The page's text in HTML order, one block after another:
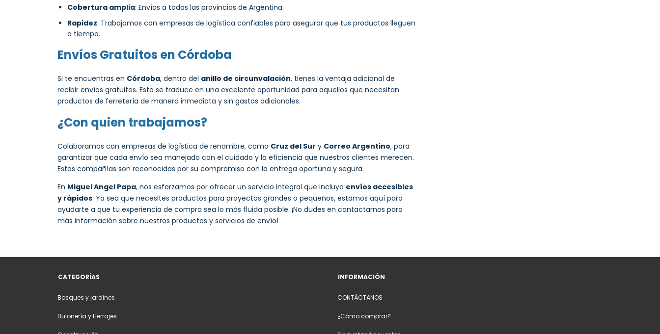
Cobertura amplia: Envíos a todas las provincias de Argentina.
Rapidez: Trabajamos con empresas de logística confiables para asegurar que tus productos lleguen
a tiempo.
Envíos Gratuitos en Córdoba
Si te encuentras en Córdoba, dentro del anillo de circunvalación, tienes la ventaja adicional de
recibir envíos gratuitos. Esto se traduce en una excelente oportunidad para aquellos que necesitan
productos de ferretería de manera inmediata y sin gastos adicionales.
¿Con quien trabajamos?
Colaboramos con empresas de logística de renombre, como Cruz del Sur y Correo Argentino, para
garantizar que cada envío sea manejado con el cuidado y la eficiencia que nuestros clientes merecen.
Estas compañías son reconocidas por su compromiso con la entrega oportuna y segura.
En Miguel Angel Papa, nos esforzamos por ofrecer un servicio integral que incluya envíos accesibles
y rápidos. Ya sea que necesites productos para proyectos grandes o pequeños, estamos aquí para
ayudarte a que tu experiencia de compra sea lo más fluida posible. ¡No dudes en contactarnos para
más información sobre nuestros productos y servicios de envío!
CATEGORÍAS
Bosques y jardines
Bulonería y Herrajes
INFORMACIÓN
CONTÁCTANOS
¿Cómo comprar?